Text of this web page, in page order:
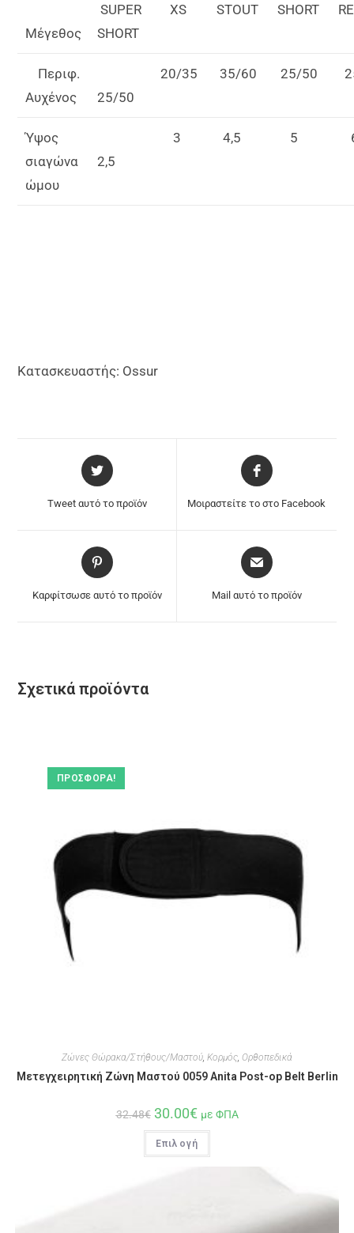
Μέγεθος
SUPER
SHORT
XS STOUT SHORT
Περιφ.
Αυχένος
25/50
20/35 35/60 25/50
Ύψος
σιαγώνα
ώμου
2,5
3 4,5 5
Κατασκευαστής: Ossur
Tweet αυτό το προϊόν Μοιραστείτε το στο Facebook
Καρφίτσωσε αυτό το προϊόν Mail αυτό το προϊόν
Σχετικά προϊόντα
ΠΡΟΣΦΟΡΆ!
Ζώνες Θώρακα/Στήθους/Μαστού, Κορμός, Ορθοπεδικά
Μετεγχειρητική Ζώνη Μαστού 0059 Anita Post-op Belt Berlin
32.48€ 30.00€ με ΦΠΑ
Επιλογή